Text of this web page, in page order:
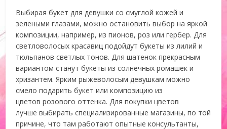
Выбирая букет для девушки со смуглой кожей и
зелеными глазами, можно остановить выбор на яркой
композиции, например, из пионов, роз или гербер. Для
светловолосых красавиц подойдут букеты из лилий и
тюльпанов светлых тонов. Для шатенок прекрасным
вариантом станут букеты из солнечных ромашек и
хризантем. Ярким рыжеволосым девушкам можно
смело подарить букет или композицию из
цветов розового оттенка. Для покупки цветов
лучше выбирать специализированные магазины, по той
причине, что там работают опытные консультанты,